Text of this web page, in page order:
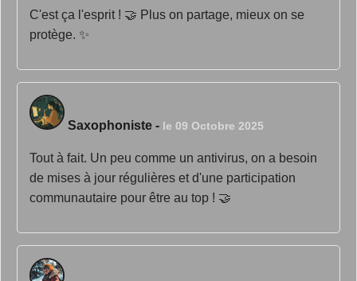
C'est ça l'esprit ! 🤝 Plus on partage, mieux on se
protège. ✨
Saxophoniste - le 09 Octobre 2025
Tout à fait. Un peu comme un antivirus, on a besoin
de mises à jour régulières et d'une participation
communautaire pour être au top ! 🤝